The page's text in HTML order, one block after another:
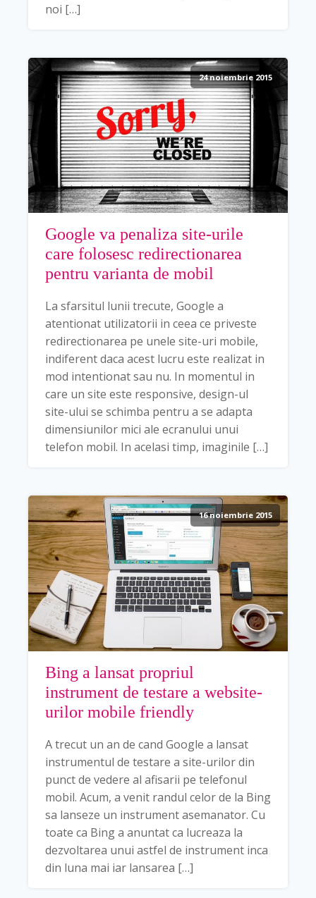
noi […]
24 noiembrie 2015
Google va penaliza site-urile
care folosesc redirectionarea
pentru varianta de mobil
La sfarsitul lunii trecute, Google a
atentionat utilizatorii in ceea ce priveste
redirectionarea pe unele site-uri mobile,
indiferent daca acest lucru este realizat in
mod intentionat sau nu. In momentul in
care un site este responsive, design-ul
site-ului se schimba pentru a se adapta
dimensiunilor mici ale ecranului unui
telefon mobil. In acelasi timp, imaginile […]
16 noiembrie 2015
Bing a lansat propriul
instrument de testare a website-
urilor mobile friendly
A trecut un an de cand Google a lansat
instrumentul de testare a site-urilor din
punct de vedere al afisarii pe telefonul
mobil. Acum, a venit randul celor de la Bing
sa lanseze un instrument asemanator. Cu
toate ca Bing a anuntat ca lucreaza la
dezvoltarea unui astfel de instrument inca
din luna mai iar lansarea […]